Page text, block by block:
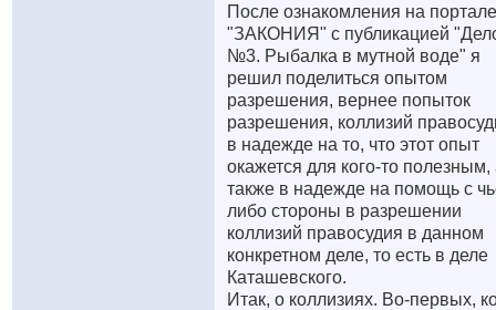
После ознакомления на портале
"ЗАКОНИЯ" с публикацией
№3. Рыбалка в мутной воде" я
решил поделиться опытом
разрешения, вернее попыток
разрешения, коллизий
в надежде на то, что этот опыт
окажется для кого-то полезным,
также в надежде на помощь с
либо стороны в разрешении
коллизий правосудия в данном
конкретном деле, то есть в деле
Каташевского.
Итак, о коллизиях. Во-первых,